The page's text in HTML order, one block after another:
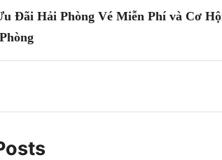
Đãi Hải Phòng Vé Miễn Phí và Cơ